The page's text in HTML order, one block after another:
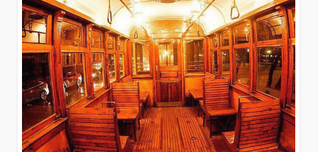
Товары и услуги Москвы